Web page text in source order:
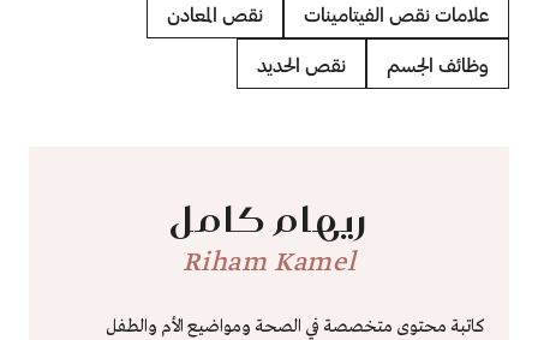
علامات نقص الفيتامينات نقص المعادن
وظائف الجسم نقص الحديد
ريهام كامل
Riham Kamel
كاتبة محتوى متخصصة في الصحة ومواضيع الأم والطفل